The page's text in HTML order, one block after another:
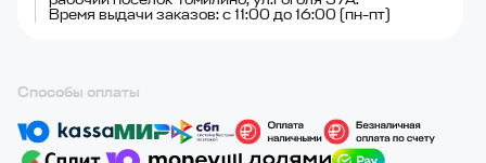
Время выдачи заказов: с 11:00 до 16:00 (пн-пт)
Способы оплаты